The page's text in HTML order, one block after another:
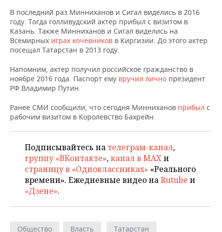
ТЕЛЕКОММУНИКАЦИИ
БИЗНЕС-БРАНЧИ
ONLINE-КОНФЕРЕНЦИИ
ОТКРЫТАЯ ЛЕКЦИЯ
ФУТБОЛ
ХОККЕЙ
БАСКЕТБОЛ
ВОЛЕЙБОЛ
ФИГУРНОЕ КАТАНИЕ
ВОДНЫЕ ВИДЫ СПОРТА
ХОККЕЙ С МЯЧОМ
НОВОСТИ ОБЩЕСТВА
ВЛАСТЬ
ИНФРАСТРУКТУРА
ИСТОРИЯ
ОБРАЗОВАНИЕ
ПРОИСШЕСТВИЯ
ФОТОГАЛЕРЕЯ
СЮЖЕТЫ
СПРАВОЧНИК
СПИСОК ПЕРСОН
ПОЛНАЯ ВЕРСИЯ
В последний раз Минниханов и Сигал виделись в 2016
году. Тогда голливудский актер прибыл с визитом в
Казань. Также Минниханов и Сигал виделись на
Всемирных играх кочевников в Киргизии. До этого актер
посещал Татарстан в 2013 году.
Напомним, актер получил российское гражданство в
ноябре 2016 года. Паспорт ему вручил лично президент
РФ Владимир Путин.
Ранее СМИ сообщили, что сегодня Минниханов прибыл с
рабочим визитом в Королевство Бахрейн.
Подписывайтесь на телеграм-канал,
группу «ВКонтакте»,канал в MAXи
страницу в «Одноклассниках» «Реального
времени». Ежедневные видео наRutube и
«Дзене».
Общество Власть Татарстан